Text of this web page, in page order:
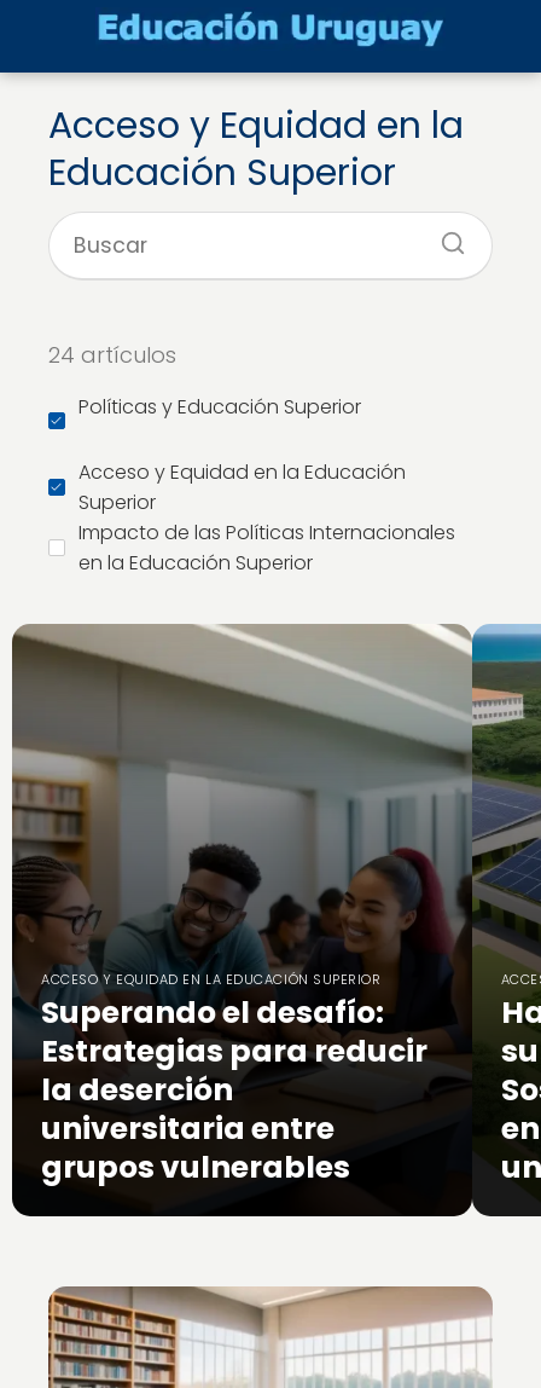
Acceso y Equidad en la
Educación Superior
24 artículos
Políticas y Educación Superior
Acceso y Equidad en la Educación
Superior
Impacto de las Políticas Internacionales
en la Educación Superior
ACCESO Y EQUIDAD EN LA EDUCACIÓN SUPERIOR
Superando el desafío:
Estrategias para reducir
la deserción
universitaria entre
grupos vulnerables